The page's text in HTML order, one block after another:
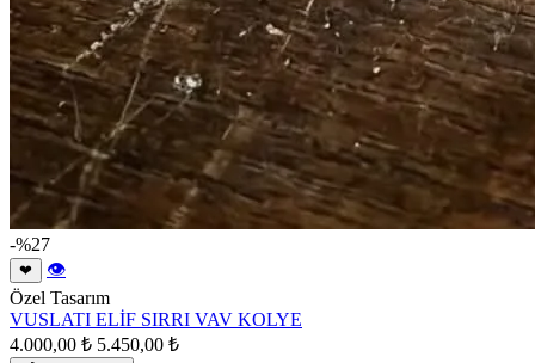
-%27
❤
👁
Özel Tasarım
VUSLATI ELİF SIRRI VAV KOLYE
4.000,00 ₺ 5.450,00 ₺